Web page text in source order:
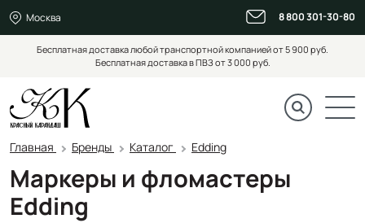
Москва 8 800 301-30-80
Бесплатная доставка любой транспортной компанией от 5 900 руб.
Бесплатная доставка в ПВЗ от 3 000 руб.
Главная Бренды Каталог Edding
Маркеры и фломастеры
Edding